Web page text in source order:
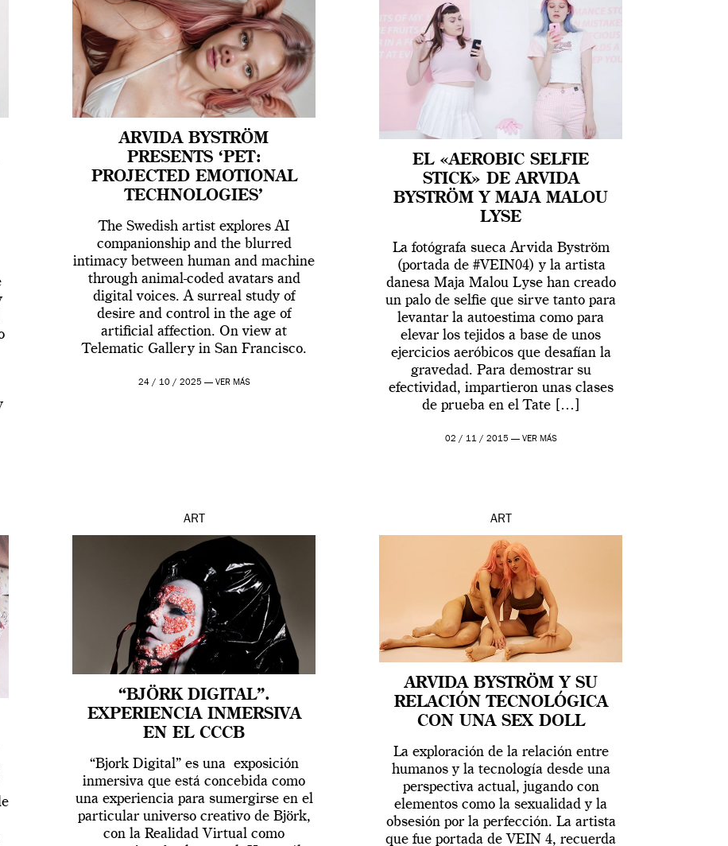
ARVIDA BYSTRÖM
PRESENTS ‘PET:
PROJECTED EMOTIONAL
TECHNOLOGIES’
The Swedish artist explores AI
companionship and the blurred
intimacy between human and machine
through animal-coded avatars and
digital voices. A surreal study of
desire and control in the age of
artificial affection. On view at
Telematic Gallery in San Francisco.
24 / 10 / 2025 — VER MÁS
EL «AEROBIC SELFIE
STICK» DE ARVIDA
BYSTRÖM Y MAJA MALOU
LYSE
La fotógrafa sueca Arvida Byström
(portada de #VEIN04) y la artista
danesa Maja Malou Lyse han creado
un palo de selfie que sirve tanto para
levantar la autoestima como para
elevar los tejidos a base de unos
ejercicios aeróbicos que desafían la
gravedad. Para demostrar su
efectividad, impartieron unas clases
de prueba en el Tate […]
02 / 11 / 2015 — VER MÁS
ART
“BJÖRK DIGITAL”.
EXPERIENCIA INMERSIVA
EN EL CCCB
“Bjork Digital” es una exposición
inmersiva que está concebida como
una experiencia para sumergirse en el
particular universo creativo de Björk,
con la Realidad Virtual como
ART
ARVIDA BYSTRÖM Y SU
RELACIÓN TECNOLÓGICA
CON UNA SEX DOLL
La exploración de la relación entre
humanos y la tecnología desde una
perspectiva actual, jugando con
elementos como la sexualidad y la
obsesión por la perfección. La artista
que fue portada de VEIN 4, recuerda